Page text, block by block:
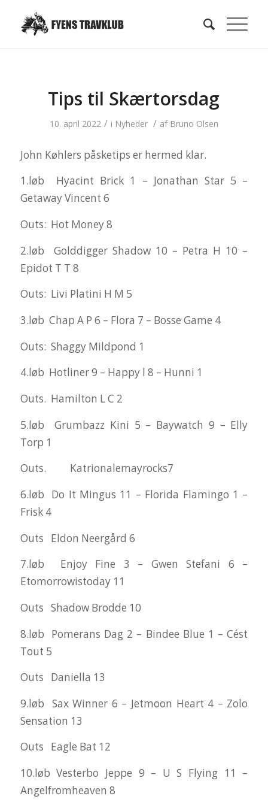
Tips til Skærtorsdag
10. april 2022 / i Nyheder / af Bruno Olsen
John Køhlers påsketips er hermed klar.
1.løb Hyacint Brick 1 – Jonathan Star 5 –
Getaway Vincent 6
Outs: Hot Money 8
2.løb Golddigger Shadow 10 – Petra H 10 –
Epidot T T 8
Outs: Livi Platini H M 5
3.løb Chap A P 6 – Flora 7 – Bosse Game 4
Outs: Shaggy Mildpond 1
4.løb Hotliner 9 – Happy l 8 – Hunni 1
Outs. Hamilton L C 2
5.løb Grumbazz Kini 5 – Baywatch 9 – Elly
Torp 1
Outs. Katrionalemayrocks7
6.løb Do It Mingus 11 – Florida Flamingo 1 –
Frisk 4
Outs Eldon Neergård 6
7.løb Enjoy Fine 3 – Gwen Stefani 6 –
Etomorrowistoday 11
Outs Shadow Brodde 10
8.løb Pomerans Dag 2 – Bindee Blue 1 – Cést
Tout 5
Outs Daniella 13
9.løb Sax Winner 6 – Jetmoon Heart 4 – Zolo
Sensation 13
Outs Eagle Bat 12
10.løb Vesterbo Jeppe 9 – U S Flying 11 –
Angelfromheaven 8